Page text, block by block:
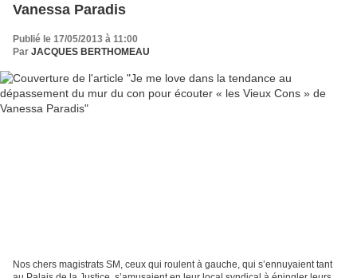
Vanessa Paradis
Publié le 17/05/2013 à 11:00
Par JACQUES BERTHOMEAU
Nos chers magistrats SM, ceux qui roulent à gauche, qui s’ennuyaient tant